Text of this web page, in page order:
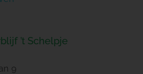
’t Schelpje
9